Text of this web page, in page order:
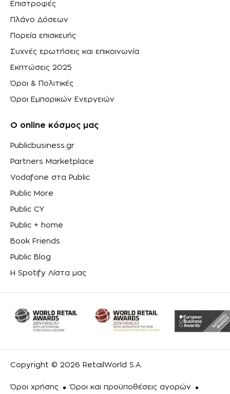
Επιστροφές
Πλάνο Δόσεων
Πορεία επισκευής
Συχνές ερωτήσεις και επικοινωνία
Εκπτώσεις 2025
Όροι & Πολιτικές
Όροι Εμπορικών Ενεργειών
Ο online κόσμος μας
Publicbusiness.gr
Partners Marketplace
Vodafone στα Public
Public More
Public CY
Public + home
Book Friends
Public Blog
Η Spotify Λίστα μας
Copyright © 2026 RetailWorld S.A.
Όροι χρήσης Όροι και προϋποθέσεις αγορών